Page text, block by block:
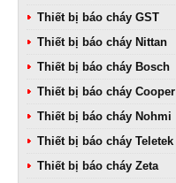
Thiết bị báo cháy GST
Thiết bị báo cháy Nittan
Thiết bị báo cháy Bosch
Thiết bị báo cháy Cooper
Thiết bị báo cháy Nohmi
Thiết bị báo cháy Teletek
Thiết bị báo cháy Zeta